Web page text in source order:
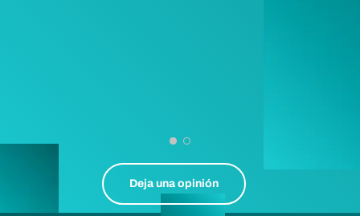
Deja una opinión